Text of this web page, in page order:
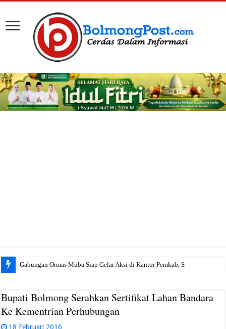
Bupati Bolmong Serahkan Sertifikat Lahan Bandara
Ke Kementrian Perhubungan
18 Februari 2016